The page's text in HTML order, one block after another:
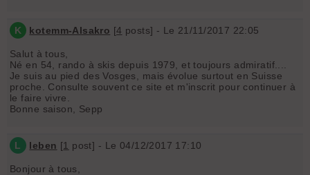
K kotemm-Alsakro [4 posts] - Le 21/11/2017 22:05
Salut à tous,
Né en 54, rando à skis depuis 1979, et toujours admiratif....
Je suis au pied des Vosges, mais évolue surtout en Suisse
proche. Consulte souvent ce site et m'inscrit pour continuer à
le faire vivre.
Bonne saison, Sepp
L leben [1 post] - Le 04/12/2017 17:10
Bonjour à tous,